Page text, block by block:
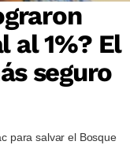
al 1%? El
seguro
para salvar el Bosque